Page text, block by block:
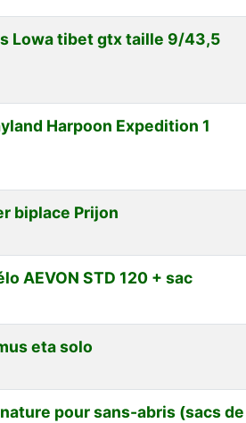
Lowa tibet gtx taille 9/43,5
Harpoon Expedition 1
biplace Prijon
AEVON STD 120 + sac
eta solo
pour sans-abris (sacs de